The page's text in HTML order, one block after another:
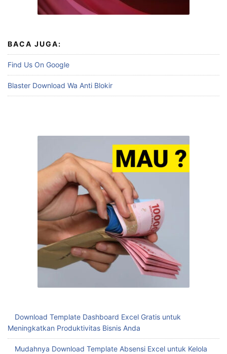
BACA JUGA:
Find Us On Google
Blaster Download Wa Anti Blokir
Download Template Dashboard Excel Gratis untuk
Meningkatkan Produktivitas Bisnis Anda
Mudahnya Download Template Absensi Excel untuk Kelola